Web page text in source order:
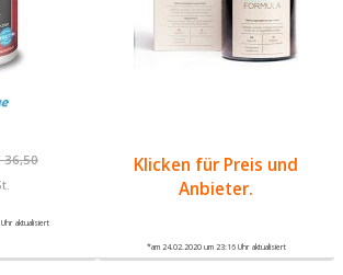
36,50
aktualisiert
Klicken für Preis und
Anbieter.
*am 24.02.2020 um 23:16 Uhr aktualisiert